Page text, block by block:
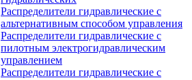
Распределители гидравлические с
альтернативным способом управления
Распределители гидравлические с
пилотным электрогидравлическим
управлением
Распределители гидравлические с